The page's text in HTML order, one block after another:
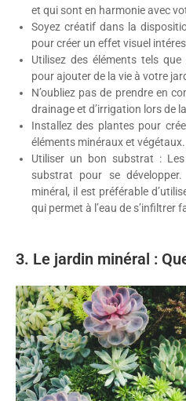
et qui sont en harmonie avec
Soyez créatif dans la
pour créer un effet visuel
Utilisez des éléments tels
pour ajouter de la vie à votre
N’oubliez pas de prendre en
drainage et d’irrigation lors de
Installez des plantes pour
éléments minéraux et végétaux.
Utiliser un bon substrat :
substrat pour se
minéral, il est préférable
qui permet à l’eau de s’infiltrer
3. Le jardin minéral :